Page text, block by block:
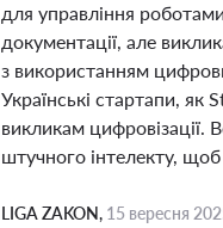
для управління
документації, але
з використанням
Українські стартапи,
викликам
штучного інтелекту,
LIGA ZAKON, 15 вересня